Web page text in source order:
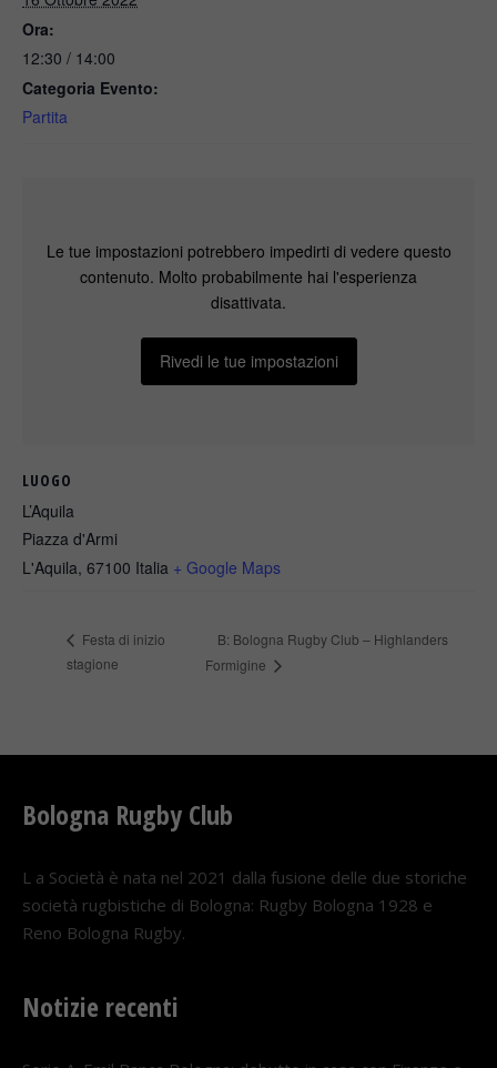
Ora:
12:30 / 14:00
Categoria Evento:
Partita
LUOGO
L’Aquila
Piazza d'Armi
L'Aquila, 67100 Italia + Google Maps
Le tue impostazioni potrebbero impedirti di vedere questo
contenuto. Molto probabilmente hai l'esperienza
disattivata.
Rivedi le tue impostazioni
Festa di inizio
stagione
B: Bologna Rugby Club – Highlanders
Formigine
Bologna Rugby Club
L a Società è nata nel 2021 dalla fusione delle due storiche
società rugbistiche di Bologna: Rugby Bologna 1928 e
Reno Bologna Rugby.
Notizie recenti